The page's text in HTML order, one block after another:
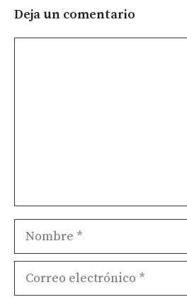
Deja un comentario
Nombre
Correo